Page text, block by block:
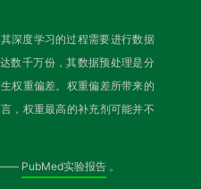
深度学习的过程需要进行数据
数千万份，其数据预处理是分
权重偏差。权重偏差所带来的
，权重最高的补充剂可能并不
—— PubMed实验报告 。